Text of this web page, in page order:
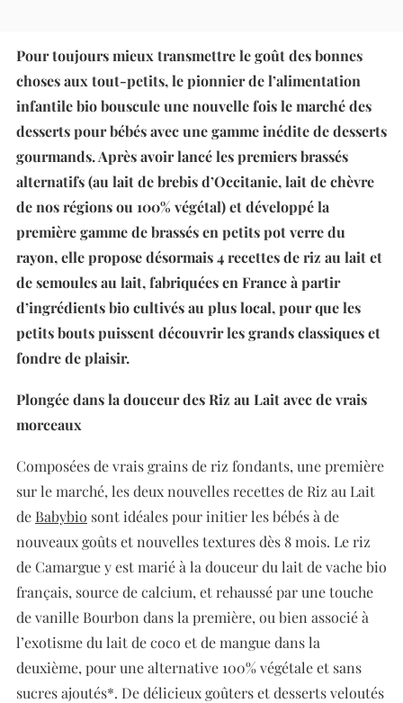
Pour toujours mieux transmettre le goût des bonnes
choses aux tout-petits, le pionnier de l’alimentation
infantile bio bouscule une nouvelle fois le marché des
desserts pour bébés avec une gamme inédite de desserts
gourmands. Après avoir lancé les premiers brassés
alternatifs (au lait de brebis d’Occitanie, lait de chèvre
de nos régions ou 100% végétal) et développé la
première gamme de brassés en petits pot verre du
rayon, elle propose désormais 4 recettes de riz au lait et
de semoules au lait, fabriquées en France à partir
d’ingrédients bio cultivés au plus local, pour que les
petits bouts puissent découvrir les grands classiques et
fondre de plaisir.
Plongée dans la douceur des Riz au Lait avec de vrais
morceaux
Composées de vrais grains de riz fondants, une première
sur le marché, les deux nouvelles recettes de Riz au Lait
de Babybio sont idéales pour initier les bébés à de
nouveaux goûts et nouvelles textures dès 8 mois. Le riz
de Camargue y est marié à la douceur du lait de vache bio
français, source de calcium, et rehaussé par une touche
de vanille Bourbon dans la première, ou bien associé à
l’exotisme du lait de coco et de mangue dans la
deuxième, pour une alternative 100% végétale et sans
sucres ajoutés*. De délicieux goûters et desserts veloutés